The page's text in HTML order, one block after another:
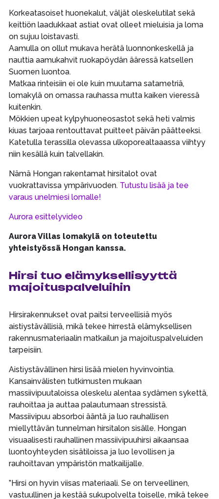
Korkeatasoiset huonekalut, väljät oleskelutilat sekä
keittiön laadukkaat astiat ovat olleet mieluisia ja loma
on sujuu loistavasti.
Aamulla on ollut mukava herätä luonnonkeskellä ja
nauttia aamukahvit ruokapöydän ääressä katsellen
Suomen luontoa.
Matkaa rinteisiin ei ole kuin muutama satametriä,
lomakylä on omassa rauhassa mutta kaiken vieressä
kuitenkin.
Mökkien upeat kylpyhuoneosastot sekä heti valmis
kiuas tarjoaa rentouttavat puitteet päivän päätteeksi.
Katetulla terassilla olevassa ulkoporealtaaassa viihtyy
niin kesällä kuin talvellakin.
Nämä Hongan rakentamat hirsitalot ovat
vuokrattavissa ympärivuoden. Tutustu lisää ja tee
varaus unelmiesi lomalle!
Aurora esittelyvideo
Aurora Villas lomakylä on toteutettu
yhteistyössä Hongan kanssa.
Hirsi tuo elämyksellisyyttä
majoituspalveluihin
Hirsirakennukset ovat paitsi terveellisiä myös
aistiystävällisiä, mikä tekee hirrestä elämyksellisen
rakennusmateriaalin matkailun ja majoituspalveluiden
tarpeisiin.
Aistiystävällinen hirsi lisää mielen hyvinvointia.
Kansainvälisten tutkimusten mukaan
massiivipuutaloissa oleskelu alentaa sydämen sykettä,
rauhoittaa ja auttaa palautumaan stressistä.
Massiivipuu absorboi ääntä ja luo rauhallisen
miellyttävän tunnelman hirsitalon sisälle. Hongan
visuaalisesti rauhallinen massiivipuuhirsi aikaansaa
luontoyhteyden sisätiloissa ja luo levollisen ja
rauhoittavan ympäristön matkailijalle.
”Hirsi on hyvin viisas materiaali. Se on terveellinen,
vastuullinen ja kestää sukupolvelta toiselle, mikä tekee